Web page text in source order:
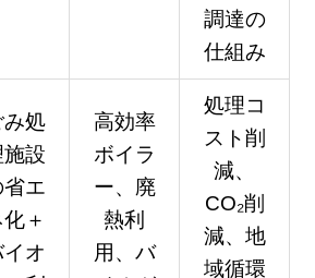
調達の
仕組み
み処
施設
省エ
＋
オ
高効率
ボイラ
ー、廃
熱利
用、バ
処理コ
スト削
減、
CO₂削
減、地
域循環